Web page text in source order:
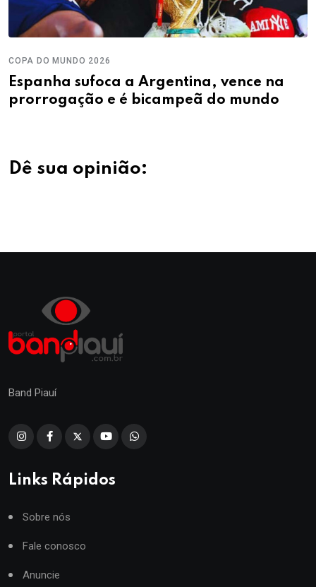
COPA DO MUNDO 2026
Espanha sufoca a Argentina, vence na
prorrogação e é bicampeã do mundo
Dê sua opinião:
Band Piauí
Links Rápidos
Sobre nós
Fale conosco
Anuncie